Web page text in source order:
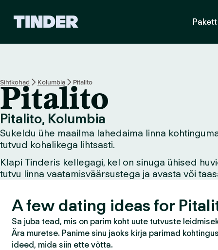
i
a
l
e
h
Pakett
Sihtkohad Kolumbia Pitalito
Pitalito
Pitalito, Kolumbia
Sukeldu ühe maailma lahedaima linna
tutvud kohalikega lihtsasti.
Klapi Tinderis kellegagi, kel on sinuga ühised
tutvu linna vaatamisväärsustega ja avasta või
A few dating ideas for
Sa juba tead, mis on parim koht uute tutvuste
Ära muretse. Panime sinu jaoks kirja parimad
ideed, mida siin ette võtta.